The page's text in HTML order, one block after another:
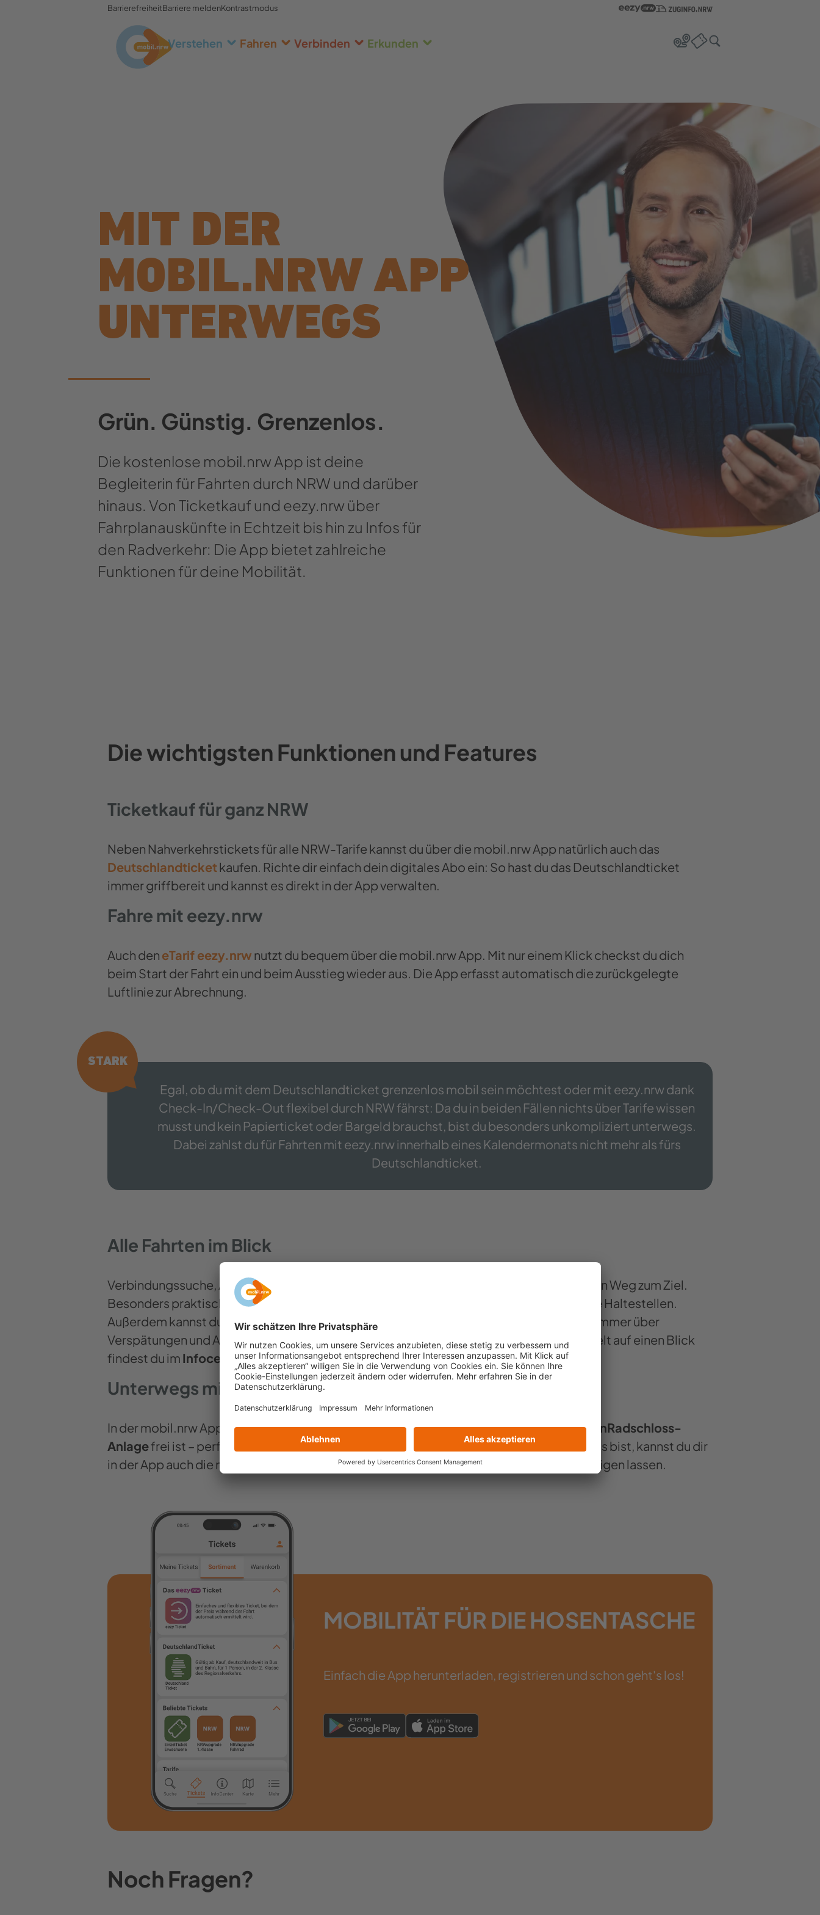
BarrierefreiheitBarriere meldenKontrastmodus
Verstehen Fahren Verbinden Erkunden
MIT DER
MOBIL.NRW APP
UNTERWEGS
Grün. Günstig. Grenzenlos.
Die kostenlose mobil.nrw App ist deine
Begleiterin für Fahrten durch NRW und darüber
hinaus. Von Ticketkauf und eezy.nrw über
Fahrplanauskünfte in Echtzeit bis hin zu Infos für
den Radverkehr: Die App bietet zahlreiche
Funktionen für deine Mobilität.
Die wichtigsten Funktionen und Features
Ticketkauf für ganz NRW
Neben Nahverkehrstickets für alle NRW-Tarife kannst du über die mobil.nrw App natürlich auch das
Deutschlandticketkaufen. Richte dir einfach dein digitales Abo ein: So hast du das Deutschlandticket
immer griffbereit und kannst es direkt in der App verwalten.
Fahre mit eezy.nrw
Auch den eTarif eezy.nrw nutzt du bequem über die mobil.nrw App. Mit nur einem Klick checkst du dich
beim Start der Fahrt ein und beim Ausstieg wieder aus. Die App erfasst automatisch die zurückgelegte
Luftlinie zur Abrechnung.
STARK
Egal, ob du mit dem Deutschlandticket grenzenlos mobil sein möchtest oder mit eezy.nrw dank
Check-In/Check-Out flexibel durch NRW fährst: Da du in beiden Fällen nichts über Tarife wissen
musst und kein Papierticket oder Bargeld brauchst, bist du besonders unkompliziert unterwegs.
Dabei zahlst du für Fahrten mit eezy.nrw innerhalb eines Kalendermonats nicht mehr als fürs
Deutschlandticket.
Alle Fahrten im Blick
Verbindungssuche, Abfahrtsmonitor und Co.: Die mobil.nrw App zeigt dir den schnellsten Weg zum Ziel.
Besonders praktisch ist dieFavoriten-Funktion
für tägliche Verbindungen und wichtige Haltestellen.
Außerdem kannst du einenFahrten-Weckereinstellen und Alarme einrichten, damit du immer über
Verspätungen und Alternativverbindungen informiert wirst. Alle wichtigen Infos gebündelt auf einen Blick
findest du im Infocenter.
Unterwegs mit Fahrrad und ÖPNV
In der mobil.nrw App siehst du, an welchen Haltestellen im VRR noch ein Platz in einerDeinRadschloss-
Anlagefrei ist – perfekt für Bike+Ride. Wenn du nicht mit dem eigenen Fahrrad unterwegs bist, kannst du dir
in der App auch die nächstgelegenen
Bikesharing-Stationenvon metropolradruhr anzeigen lassen.
MOBILITÄT FÜR DIE HOSENTASCHE
Einfach die App herunterladen, registrieren und schon geht's los!
Noch Fragen?